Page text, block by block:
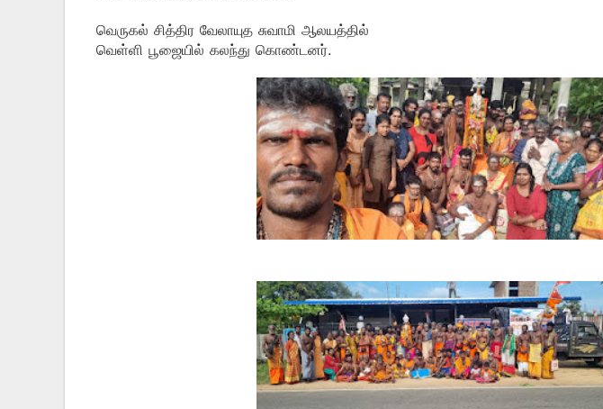
வெருகல் சித்திர வேலாயுத சுவாமி ஆலயத்தில்
வெள்ளி பூஜையில் கலந்து கொண்டனர்.